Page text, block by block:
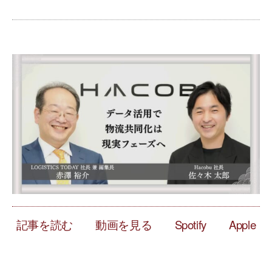
記事を読む 動画を見る Spotify Apple